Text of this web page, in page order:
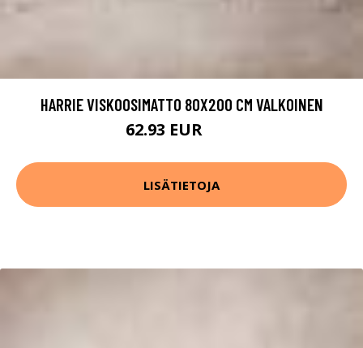
HARRIE VISKOOSIMATTO 80X200 CM VALKOINEN
62.93 EUR
LISÄTIETOJA